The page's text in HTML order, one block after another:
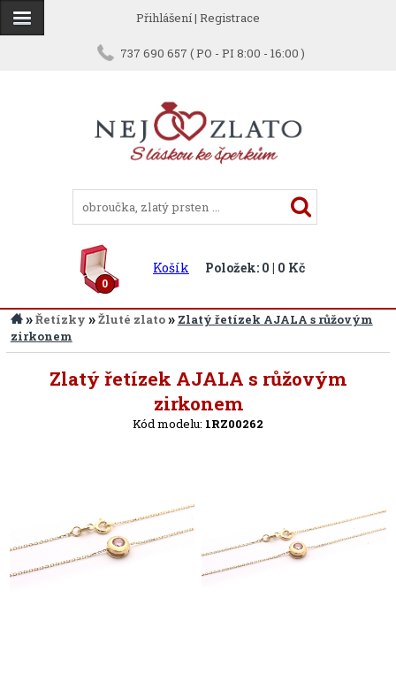
Přihlášení| Registrace
737 690 657 ( PO - PI 8:00 - 16:00 )
0
Košík Položek: 0 | 0 Kč
»Řetízky »Žluté zlato» Zlatý řetízek AJALA s růžovým
zirkonem
Zlatý řetízek AJALA s růžovým
zirkonem
Kód modelu: 1RZ00262